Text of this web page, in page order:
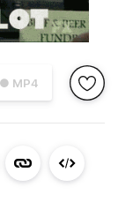
● MP4